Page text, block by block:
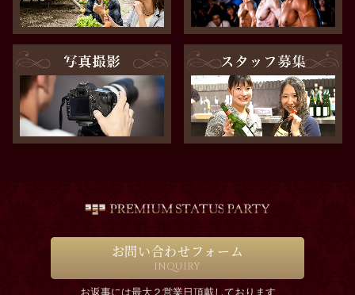
お問い合わせフォーム
INQUIRY
お返事には最大２営業日頂戴しております